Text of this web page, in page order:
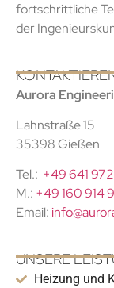
fortschrittliche
der
Aurora
Lahnstraße 15
35398 Gießen
Tel.: +49 641 972
M.: +49 160 914
Email:
UNSERE
Heizung und